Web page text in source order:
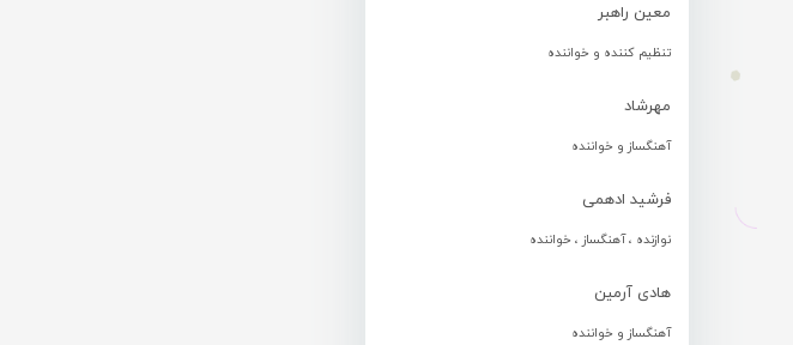
معین راهبر
تنظیم کننده و خواننده
مهرشاد
آهنگساز و خواننده
فرشید ادهمی
نوازنده ، آهنگساز ، خواننده
هادی آرمین
آهنگساز و خواننده